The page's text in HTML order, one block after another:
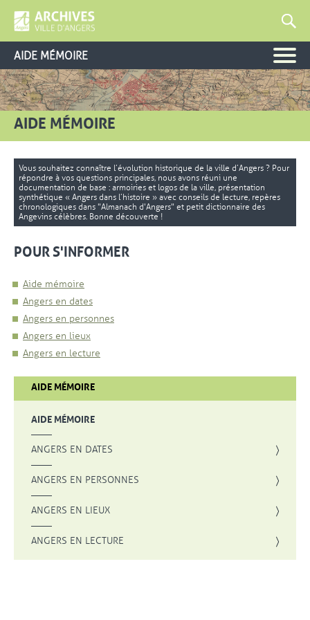
AIDE MÉMOIRE
AIDE MÉMOIRE
Vous souhaitez connaître l’évolution historique de la ville d’Angers ? Pour
répondre à vos questions principales, nous avons réuni une
documentation de base : armoiries et logos de la ville, présentation
synthétique « Angers dans l’histoire » avec conseils de lecture, repères
chronologiques dans "Almanach d'Angers" et petit dictionnaire des
Angevins célèbres. Bonne découverte !
POUR S'INFORMER
Aide mémoire
Angers en dates
Angers en personnes
Angers en lieux
Angers en lecture
AIDE MÉMOIRE
AIDE MÉMOIRE
ANGERS EN DATES
ANGERS EN PERSONNES
ANGERS EN LIEUX
ANGERS EN LECTURE